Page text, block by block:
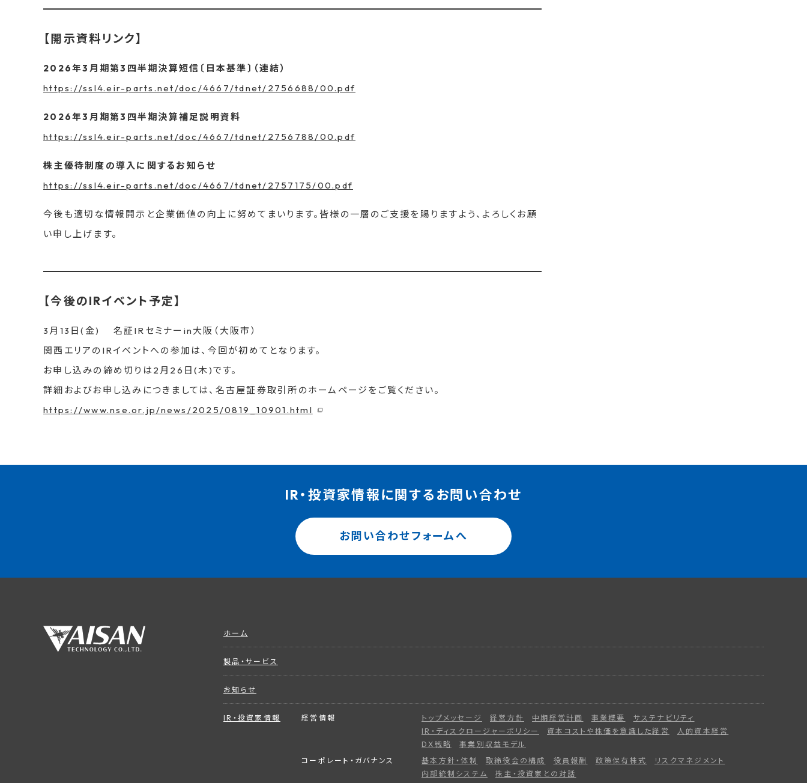
【開示資料リンク】
2026年3月期第3四半期決算短信〔日本基準〕（連結）
https://ssl4.eir-parts.net/doc/4667/tdnet/2756688/00.pdf
2026年3月期第3四半期決算補足説明資料
https://ssl4.eir-parts.net/doc/4667/tdnet/2756788/00.pdf
株主優待制度の導入に関するお知らせ
https://ssl4.eir-parts.net/doc/4667/tdnet/2757175/00.pdf
今後も適切な情報開示と企業価値の向上に努めてまいります。皆様の一層のご支援を賜りますよう、よろしくお願
い申し上げます。
【今後のIRイベント予定】
3月13日(金) 名証IRセミナーin大阪（大阪市）
関西エリアのIRイベントへの参加は、今回が初めてとなります。
お申し込みの締め切りは2月26日(木)です。
詳細およびお申し込みにつきましては、名古屋証券取引所のホームページをご覧ください。
https://www.nse.or.jp/news/2025/0819_10901.html
IR・投資家情報に関するお問い合わせ
お問い合わせフォームへ
ホーム
製品・サービス
お知らせ
IR・投資家情報 経営情報 トップメッセージ 経営方針 中期経営計画 事業概要
サステナビリティ
IR・ディスクロージャーポリシー
資本コストや株価を意識した経営
人的資本経営
DX戦略
事業別収益モデル
コーポレート・ガバナンス
基本方針・体制 取締役会の構成 役員報酬 政策保有株式
リスクマネジメント
内部統制システム
株主・投資家との対話